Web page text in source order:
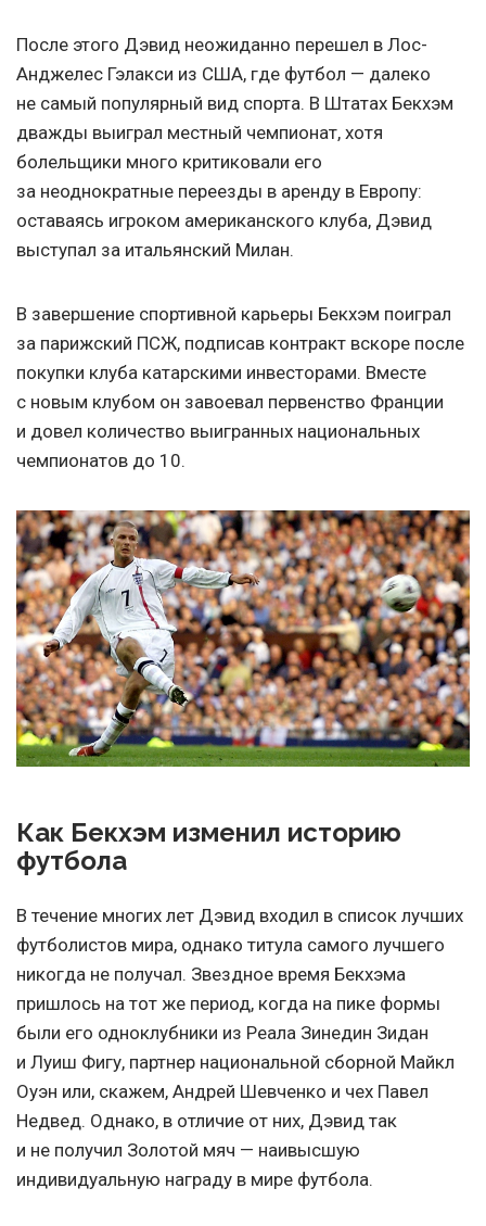
После этого Дэвид неожиданно перешел в Лос-
Анджелес Гэлакси из США, где футбол — далеко
не самый популярный вид спорта. В Штатах Бекхэм
дважды выиграл местный чемпионат, хотя
болельщики много критиковали его
за неоднократные переезды в аренду в Европу:
оставаясь игроком американского клуба, Дэвид
выступал за итальянский Милан.
В завершение спортивной карьеры Бекхэм поиграл
за парижский ПСЖ, подписав контракт вскоре после
покупки клуба катарскими инвесторами. Вместе
с новым клубом он завоевал первенство Франции
и довел количество выигранных национальных
чемпионатов до 10.
Как Бекхэм изменил историю
футбола
В течение многих лет Дэвид входил в список лучших
футболистов мира, однако титула самого лучшего
никогда не получал. Звездное время Бекхэма
пришлось на тот же период, когда на пике формы
были его одноклубники из Реала Зинедин Зидан
и Луиш Фигу, партнер национальной сборной Майкл
Оуэн или, скажем, Андрей Шевченко и чех Павел
Недвед. Однако, в отличие от них, Дэвид так
и не получил Золотой мяч — наивысшую
индивидуальную награду в мире футбола.